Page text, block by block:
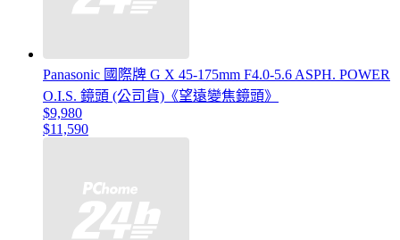
Panasonic 國際牌 G X 45-175mm F4.0-5.6 ASPH. POWER
O.I.S. 鏡頭 (公司貨)《望遠變焦鏡頭》
$9,980
$11,590